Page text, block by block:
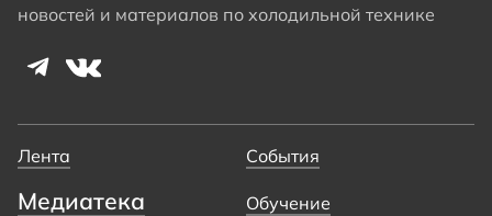
новостей и материалов по холодильной технике
Лента События
Медиатека
Обучение